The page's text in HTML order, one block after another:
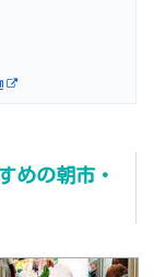
めの朝市・